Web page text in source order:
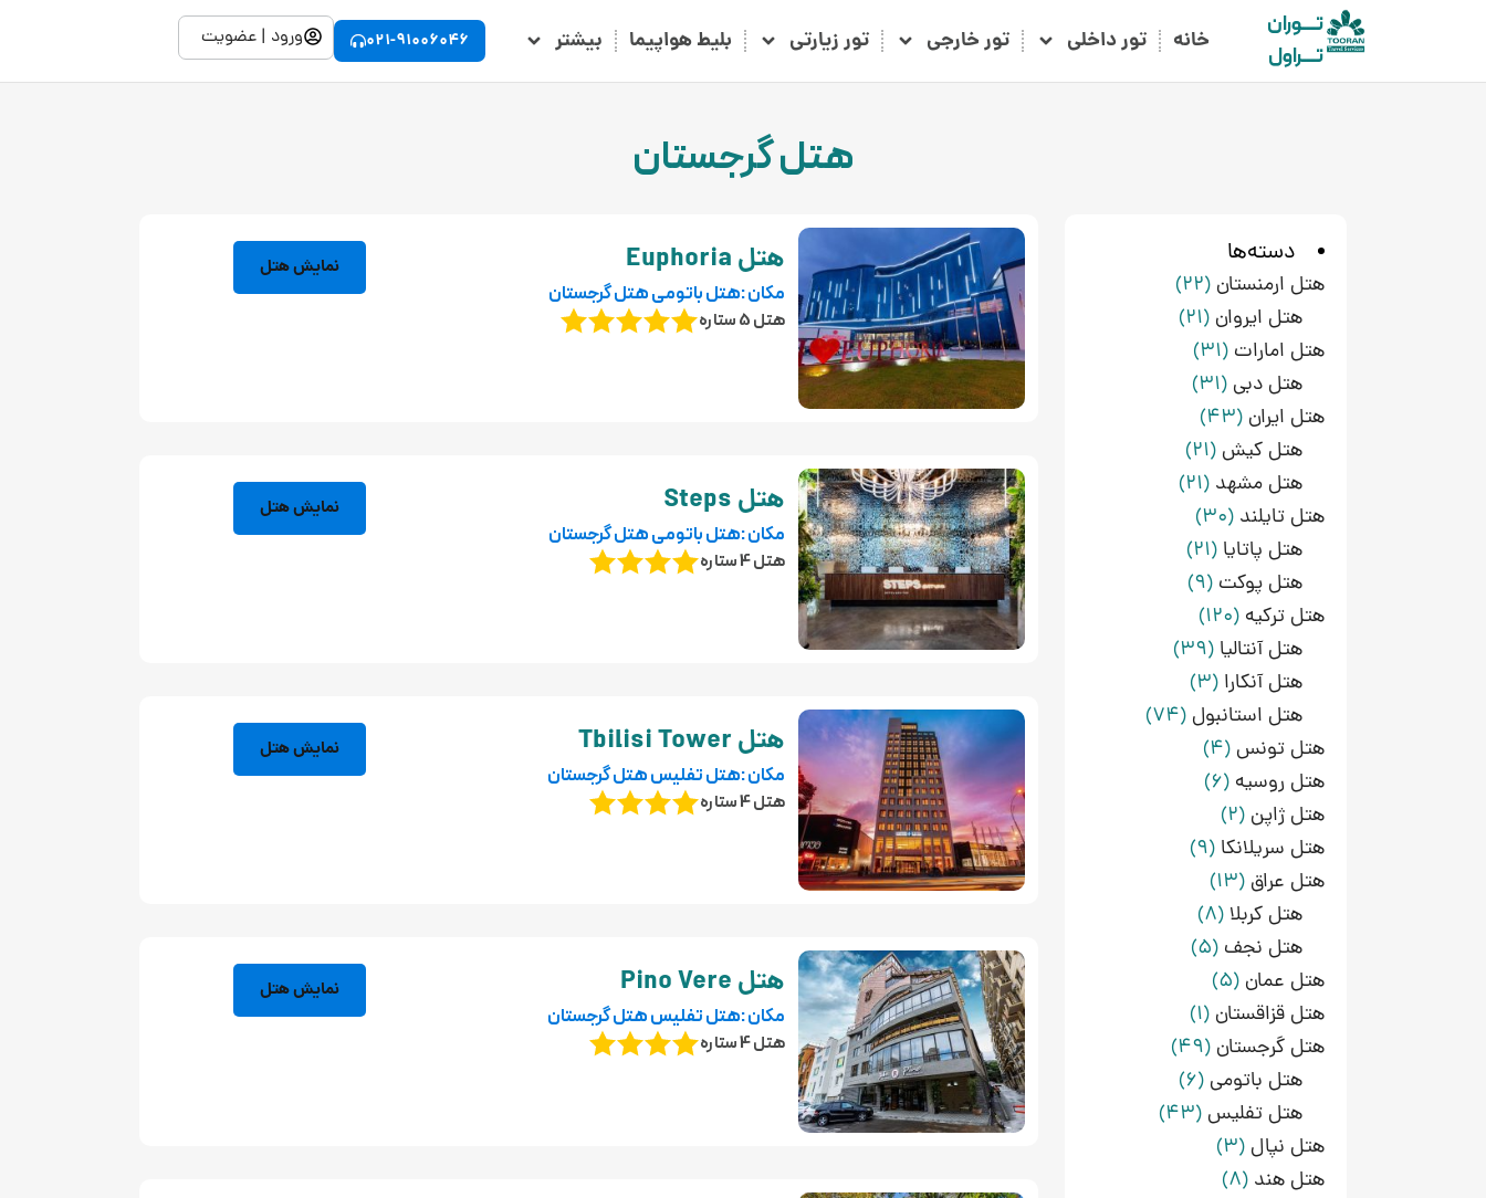
تـــوران
تـــراول
خانه تور داخلی تور خارجی تور زیارتی بلیط هواپیما بیشتر 021-91006046 ورود | عضویت
هتل گرجستان
دسته‌ها
هتل ارمنستان (22)
هتل ایروان (21)
هتل امارات (31)
هتل دبی (31)
هتل ایران (43)
هتل کیش (21)
هتل مشهد (21)
هتل تایلند (30)
هتل پاتایا (21)
هتل پوکت (9)
هتل ترکیه (120)
هتل آنتالیا (39)
هتل آنکارا (3)
هتل استانبول (74)
هتل تونس (4)
هتل روسیه (6)
هتل ژاپن (2)
هتل سریلانکا (9)
هتل عراق (13)
هتل کربلا (8)
هتل نجف (5)
هتل عمان (5)
هتل قزاقستان (1)
هتل گرجستان (49)
هتل باتومی (6)
هتل تفلیس (43)
هتل نپال (3)
هتل هند (8)
هتل Euphoria
مکان :هتل باتومی هتل گرجستان
هتل 5 ستاره
نمایش هتل
هتل Steps
مکان :هتل باتومی هتل گرجستان
هتل 4 ستاره
نمایش هتل
هتل Tbilisi Tower
مکان :هتل تفلیس هتل گرجستان
هتل 4 ستاره
نمایش هتل
هتل Pino Vere
مکان :هتل تفلیس هتل گرجستان
هتل 4 ستاره
نمایش هتل